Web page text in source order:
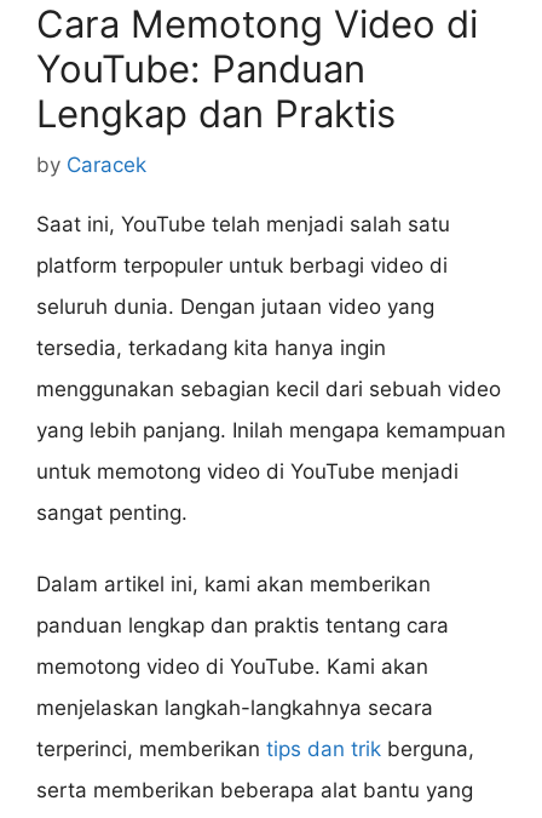
Cara Memotong Video di
YouTube: Panduan
Lengkap dan Praktis
by Caracek
Saat ini, YouTube telah menjadi salah satu
platform terpopuler untuk berbagi video di
seluruh dunia. Dengan jutaan video yang
tersedia, terkadang kita hanya ingin
menggunakan sebagian kecil dari sebuah video
yang lebih panjang. Inilah mengapa kemampuan
untuk memotong video di YouTube menjadi
sangat penting.
Dalam artikel ini, kami akan memberikan
panduan lengkap dan praktis tentang cara
memotong video di YouTube. Kami akan
menjelaskan langkah-langkahnya secara
terperinci, memberikan tips dan trik berguna,
serta memberikan beberapa alat bantu yang